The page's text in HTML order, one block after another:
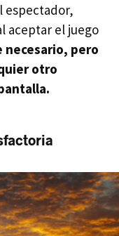
espectador,
aceptar el juego
necesario, pero
otro